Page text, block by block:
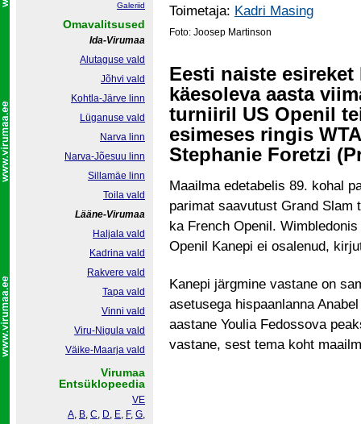
Toimetaja: Kadri Masing
Foto: Joosep Martinson
Eesti naiste
käesoleva aasta
turniiril US Openil
esimeses ringis
Stephanie Foretzi
Maailma edetabelis 89. kohal
parimat saavutust Grand Slam
ka French Openil.
Openil Kanepi ei osalenud,
Kanepi järgmine vastane on
asetusega hispaanlanna
aastane Youlia Fedossova
vastane, sest tema koht
Galeriid
Omavalitsused
Ida-Virumaa
Alutaguse vald
Jõhvi vald
Kohtla-Järve linn
Lüganuse vald
Narva linn
Narva-Jõesuu linn
Sillamäe linn
Toila vald
Lääne-Virumaa
Haljala vald
Kadrina vald
Rakvere vald
Tapa vald
Vinni vald
Viru-Nigula vald
Väike-Maarja vald
Virumaa
Entsüklopeedia
VE
A, B, C, D, E, F, G,